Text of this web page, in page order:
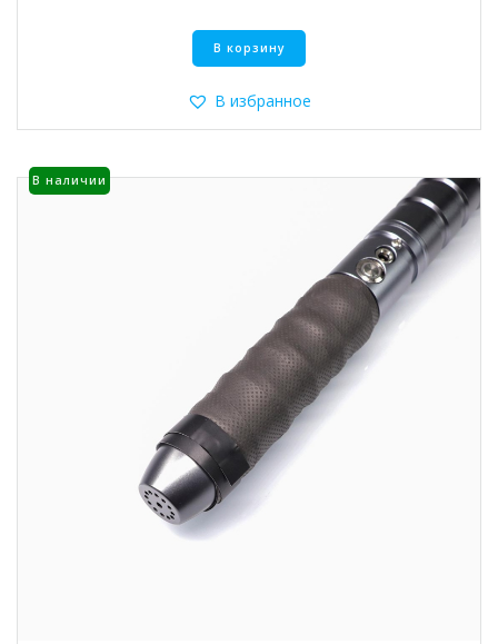
В корзину
Этот
несколько
странице
товара.
В избранное
В наличии